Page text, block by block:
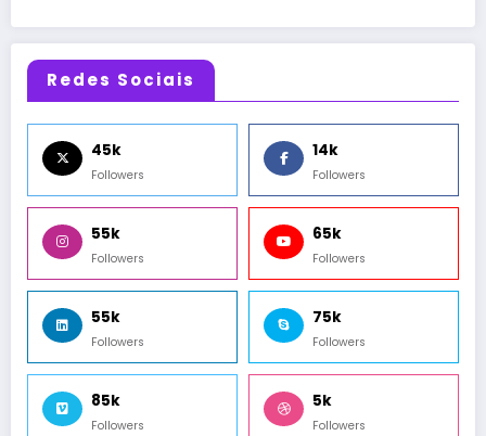
Redes Sociais
45k
Followers
14k
Followers
55k
Followers
65k
Followers
55k
Followers
75k
Followers
85k
Followers
5k
Followers